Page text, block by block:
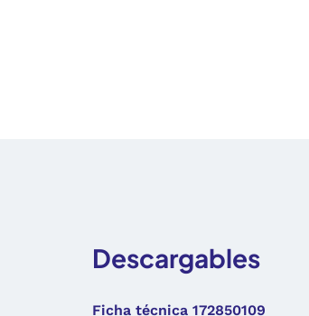
Descargables
Ficha técnica 172850109